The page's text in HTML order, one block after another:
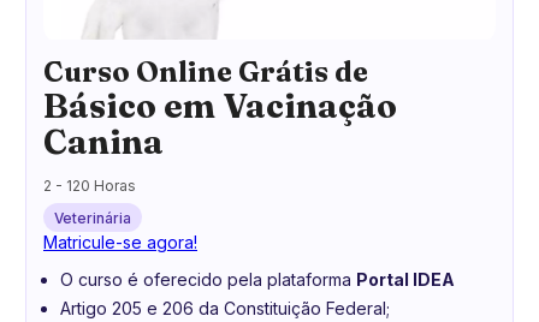
Curso Online Grátis de
Básico em Vacinação
Canina
2 - 120 Horas
Veterinária
Matricule-se agora!
O curso é oferecido pela plataforma Portal IDEA
Artigo 205 e 206 da Constituição Federal;